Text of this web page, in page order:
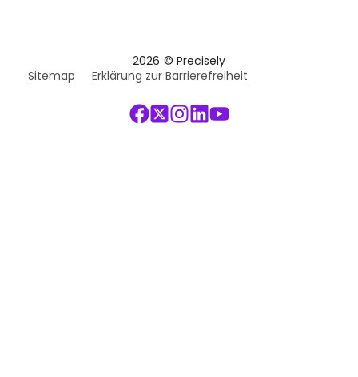
2026 © Precisely
Sitemap
Erklärung zur Barrierefreiheit